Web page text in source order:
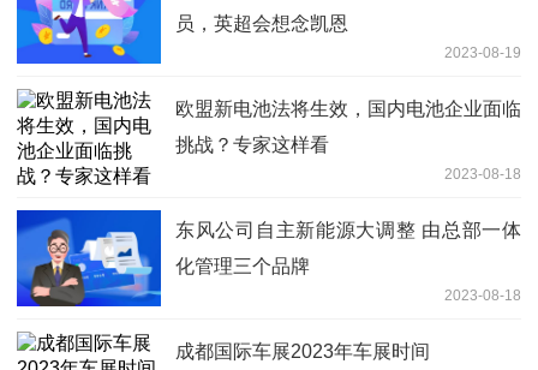
员，英超会想念凯恩
2023-08-19
欧盟新电池法将生效，国内电池企业面临
挑战？专家这样看
2023-08-18
东风公司自主新能源大调整 由总部一体
化管理三个品牌
2023-08-18
成都国际车展2023年车展时间